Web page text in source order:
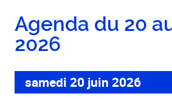
Agenda du 20
2026
samedi 20 juin 2026